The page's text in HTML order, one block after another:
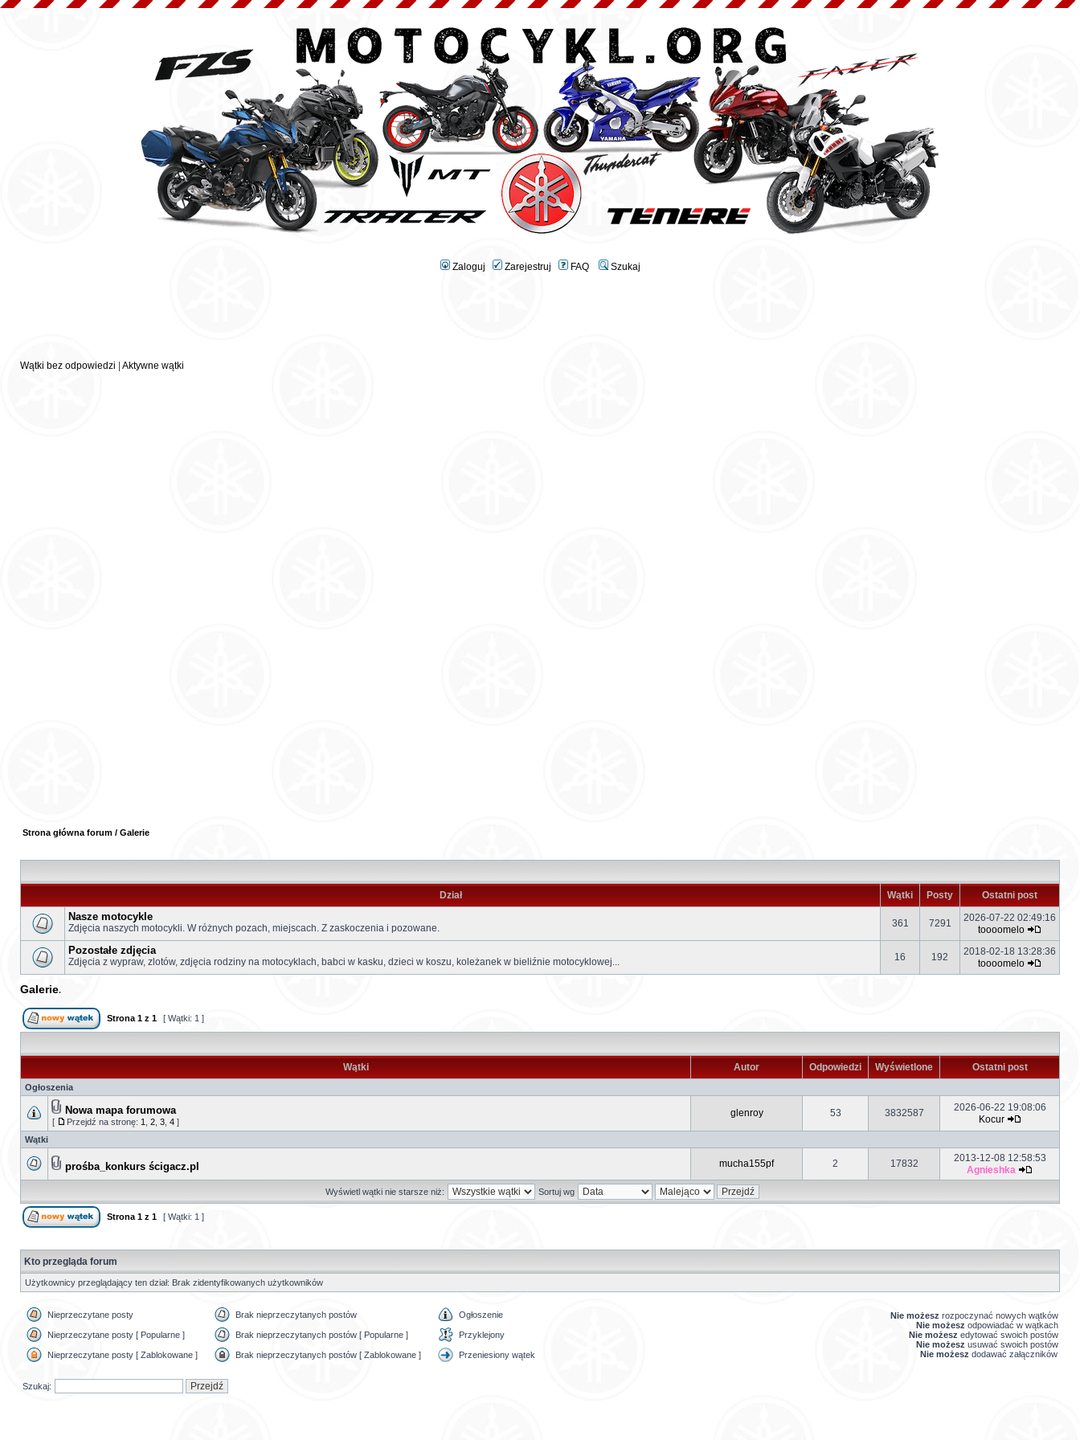
Zaloguj Zarejestruj FAQ Szukaj
Wątki bez odpowiedzi Aktywne wątki
Strona główna forum / Galerie
Dział Wątki Posty Ostatni post
Nasze motocykle
Zdjęcia naszych motocykli. W różnych pozach, miejscach. Z zaskoczenia i pozowane. 361 7291
2026-07-22 02:49:16
toooomelo
Pozostałe zdjęcia
Zdjęcia z wypraw, zlotów, zdjęcia rodziny na motocyklach, babci w kasku, dzieci w koszu, koleżanek w bieliźnie motocyklowej... 16 192
2018-02-18 13:28:36
toooomelo
Galerie
Strona 1 z 1 [ Wątki: 1 ]
Wątki Autor Odpowiedzi Wyświetlone Ostatni post
Ogłoszenia
Nowa mapa forumowa
[ Przejdź na stronę: 1 2 3 4 ]
glenroy 53 3832587
2026-06-22 19:08:06
Kocur
Wątki
prośba_konkurs ścigacz.pl mucha155pf 2 17832
2013-12-08 12:58:53
Agnieshka
Wyświetl wątki nie starsze niż: Sortuj wg
Strona 1 z 1 [ Wątki: 1 ]
Kto przegląda forum
Użytkownicy przeglądający ten dział: Brak zidentyfikowanych użytkowników
Nieprzeczytane posty Brak nieprzeczytanych postów Ogłoszenie
Nieprzeczytane posty [ Popularne ] Brak nieprzeczytanych postów [ Popularne ] Przyklejony
Nieprzeczytane posty [ Zablokowane ] Brak nieprzeczytanych postów [ Zablokowane ] Przeniesiony wątek
Nie możesz rozpoczynać nowych wątków
Nie możesz odpowiadać w wątkach
Nie możesz edytować swoich postów
Nie możesz usuwać swoich postów
Nie możesz dodawać załączników
Szukaj: